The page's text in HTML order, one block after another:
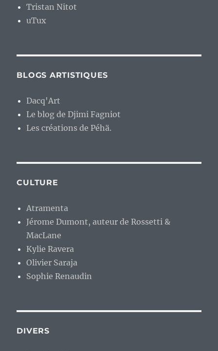
Tristan Nitot
uTux
BLOGS ARTISTIQUES
Dacq'Art
Le blog de Djimi Fagniot
Les créations de Péhä.
CULTURE
Atramenta
Jérome Dumont, auteur de Rossetti &
MacLane
Kylie Ravera
Olivier Saraja
Sophie Renaudin
DIVERS